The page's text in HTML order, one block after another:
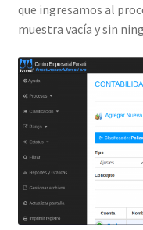
que ingresamos al
muestra vacía y sin